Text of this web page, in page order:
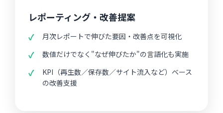
レポーティング・改善提案
月次レポートで伸びた要因・改善点を可視化
数値だけでなく"なぜ伸びたか"の言語化も実施
KPI（再生数／保存数／サイト流入など）ベース
の改善支援